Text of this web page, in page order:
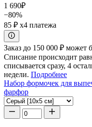
1 690₽
−80%
85 ₽ x4 платежа
Заказ до 150 000 ₽ может
Списание происходит
списывается сразу, 4
недели. Подробнее
Набор формочек для
фарфор